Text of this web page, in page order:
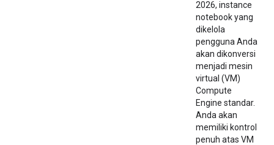
2026, instance
notebook yang
dikelola
pengguna Anda
akan dikonversi
menjadi mesin
virtual (VM)
Compute
Engine standar.
Anda akan
memiliki kontrol
penuh atas VM